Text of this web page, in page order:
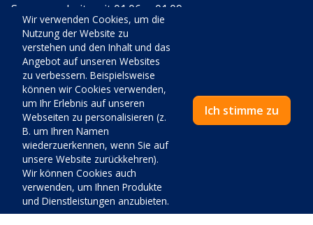
Wir verwenden Cookies, um die
Nutzung der Website zu
verstehen und den Inhalt und das
Angebot auf unseren Websites
zu verbessern. Beispielsweise
können wir Cookies verwenden,
um Ihr Erlebnis auf unseren
Webseiten zu personalisieren (z.
B. um Ihren Namen
wiederzuerkennen, wenn Sie auf
unsere Website zurückkehren).
Wir können Cookies auch
verwenden, um Ihnen Produkte
und Dienstleistungen anzubieten.
Ich stimme zu
Sommerarbeitszeit 01.06. – 01.09.
Mo - So 08:00 - 18:00 Uhr
Winterarbeitszeit 01.09. – 01.06.
Mo - Fr 08:00 - 15:00 Uhr
Unterkunft
Unterkunft im Sonderangebot
Wohnungen
Wohnungen am Meer
Wohnungen Haustiere